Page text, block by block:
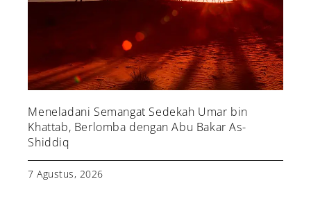
Meneladani Semangat Sedekah Umar bin
Khattab, Berlomba dengan Abu Bakar As-
Shiddiq
7 Agustus, 2026